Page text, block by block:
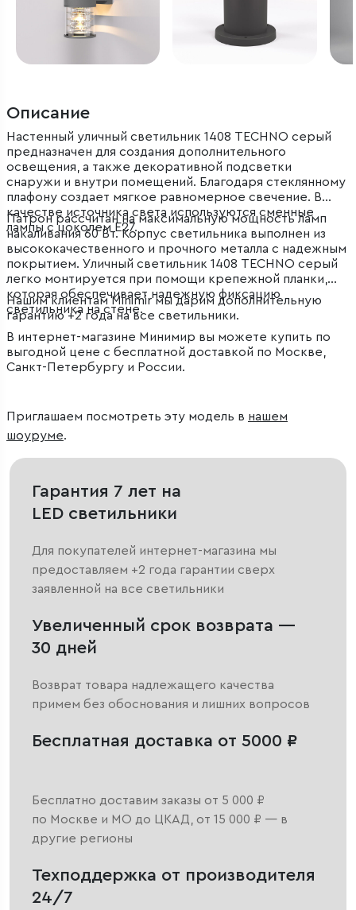
Описание
Настенный уличный светильник 1408 TECHNO серый
предназначен для создания дополнительного
освещения, а также декоративной подсветки
снаружи и внутри помещений. Благодаря стеклянному
плафону создает мягкое равномерное свечение. В
качестве источника света используются сменные
лампы с цоколем E27.
Патрон рассчитан на максимальную мощность ламп
накаливания 60 Вт. Корпус светильника выполнен из
высококачественного и прочного металла с надежным
покрытием. Уличный светильник 1408 TECHNO серый
легко монтируется при помощи крепежной планки,
которая обеспечивает надежную фиксацию
светильника на стене.
Нашим клиентам Minimir мы дарим дополнительную
гарантию +2 года на все светильники.
В интернет-магазине Минимир вы можете купить по
выгодной цене с бесплатной доставкой по Москве,
Санкт-Петербургу и России.
Приглашаем посмотреть эту модель в нашем
шоуруме.
Гарантия 7 лет на
LED светильники
Для покупателей интернет-магазина мы
предоставляем +2 года гарантии сверх
заявленной на все светильники
Увеличенный срок возврата —
30 дней
Возврат товара надлежащего качества
примем без обоснования и лишних вопросов
Бесплатная доставка от 5000 ₽
Бесплатно доставим заказы от 5 000 ₽
по Москве и МО до ЦКАД, от 15 000 ₽ — в
другие регионы
Техподдержка от производителя
24/7